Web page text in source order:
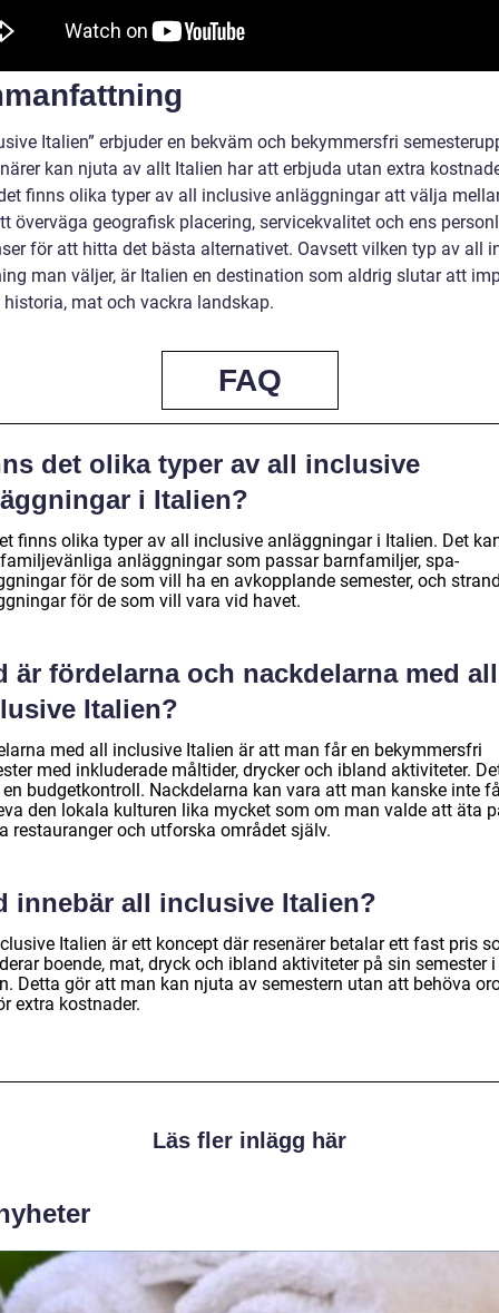
Italien” erbjuder en bekväm och bekymmersfri
kan njuta av allt Italien har att erbjuda utan extra
finns olika typer av all inclusive anläggningar att välja
överväga geografisk placering, servicekvalitet och ens
för att hitta det bästa alternativet. Oavsett vilken typ av all
man väljer, är Italien en destination som aldrig slutar att
mat och vackra landskap.
FAQ
det olika typer av all inclusive
i Italien?
finns olika typer av all inclusive anläggningar i Italien. Det
anläggningar som passar barnfamiljer, spa-
för de som vill ha en avkopplande semester, och
för de som vill vara vid havet.
är fördelarna och nackdelarna med all
Italien?
med all inclusive Italien är att man får en bekymmersfri
med inkluderade måltider, drycker och ibland aktiviteter.
en budgetkontroll. Nackdelarna kan vara att man kanske inte
den lokala kulturen lika mycket som om man valde att äta
restauranger och utforska området själv.
innebär all inclusive Italien?
Italien är ett koncept där resenärer betalar ett fast pris
boende, mat, dryck och ibland aktiviteter på sin semester i
Detta gör att man kan njuta av semestern utan att behöva
extra kostnader.
Läs fler inlägg här